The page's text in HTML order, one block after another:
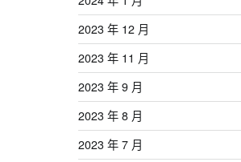
2023 年 12 月
2023 年 11 月
2023 年 9 月
2023 年 8 月
2023 年 7 月